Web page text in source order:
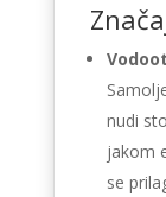
nudi
jakom
se